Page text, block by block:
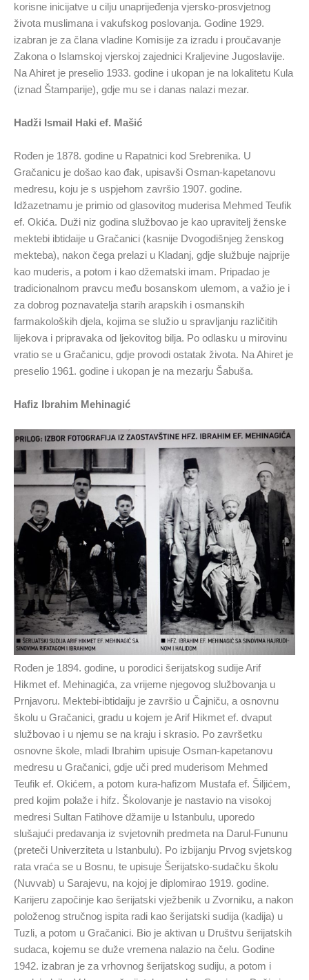
korisne inicijatve u cilju unaprijeđenja vjersko-prosvjetnog
života muslimana i vakufskog poslovanja. Godine 1929.
izabran je za člana vladine Komisije za izradu i proučavanje
Zakona o Islamskoj vjerskoj zajednici Kraljevine Jugoslavije.
Na Ahiret je preselio 1933. godine i ukopan je na lokalitetu Kula
(iznad Štamparije), gdje mu se i danas nalazi mezar.
Hadži Ismail Haki ef. Mašić
Rođen je 1878. godine u Rapatnici kod Srebrenika. U
Gračanicu je došao kao đak, upisavši Osman-kapetanovu
medresu, koju je s uspjehom završio 1907. godine.
Idžazetnamu je primio od glasovitog muderisa Mehmed Teufik
ef. Okića. Duži niz godina službovao je kao upravitelj ženske
mektebi ibtidaije u Gračanici (kasnije Dvogodišnjeg ženskog
mekteba), nakon čega prelazi u Kladanj, gdje službuje najprije
kao muderis, a potom i kao džematski imam. Pripadao je
tradicionalnom pravcu među bosanskom ulemom, a važio je i
za dobrog poznavatelja starih arapskih i osmanskih
farmakoloških djela, kojima se služio u spravljanju različitih
lijekova i pripravaka od ljekovitog bilja. Po odlasku u mirovinu
vratio se u Gračanicu, gdje provodi ostatak života. Na Ahiret je
preselio 1961. godine i ukopan je na mezarju Šabuša.
Hafiz Ibrahim Mehinagić
Rođen je 1894. godine, u porodici šerijatskog sudije Arif
Hikmet ef. Mehinagića, za vrijeme njegovog službovanja u
Prnjavoru. Mektebi-ibtidaiju je završio u Čajniču, a osnovnu
školu u Gračanici, gradu u kojem je Arif Hikmet ef. dvaput
službovao i u njemu se na kraju i skrasio. Po završetku
osnovne škole, mladi Ibrahim upisuje Osman-kapetanovu
medresu u Gračanici, gdje uči pred muderisom Mehmed
Teufik ef. Okićem, a potom kura-hafizom Mustafa ef. Šiljićem,
pred kojim polaže i hifz. Školovanje je nastavio na visokoj
medresi Sultan Fatihove džamije u Istanbulu, uporedo
slušajući predavanja iz svjetovnih predmeta na Darul-Fununu
(preteči Univerziteta u Istanbulu). Po izbijanju Prvog svjetskog
rata vraća se u Bosnu, te upisuje Šerijatsko-sudačku školu
(Nuvvab) u Sarajevu, na kojoj je diplomirao 1919. godine.
Karijeru započinje kao šerijatski vježbenik u Zvorniku, a nakon
položenog stručnog ispita radi kao šerijatski sudija (kadija) u
Tuzli, a potom u Gračanici. Bio je aktivan u Društvu šerijatskih
sudaca, kojemu se duže vremena nalazio na čelu. Godine
1942. izabran je za vrhovnog šerijatskog sudiju, a potom i